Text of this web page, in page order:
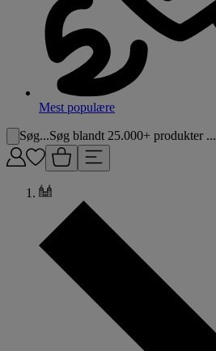
Mest populære
Søg...Søg blandt 25.000+ produkter ...